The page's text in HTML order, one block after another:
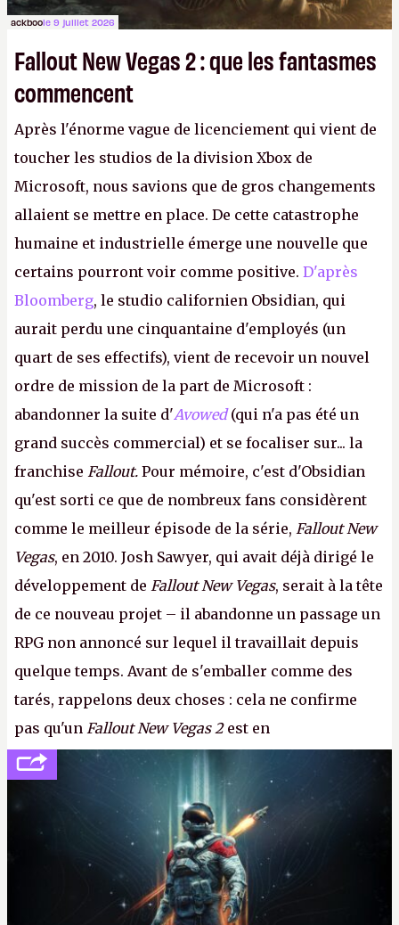
ackboole 9 juillet 2026
Fallout New Vegas 2 : que les fantasmes
commencent
Après l'énorme vague de licenciement qui vient de
toucher les studios de la division Xbox de
Microsoft, nous savions que de gros changements
allaient se mettre en place. De cette catastrophe
humaine et industrielle émerge une nouvelle que
certains pourront voir comme positive. D'après
Bloomberg, le studio californien Obsidian, qui
aurait perdu une cinquantaine d'employés (un
quart de ses effectifs), vient de recevoir un nouvel
ordre de mission de la part de Microsoft :
abandonner la suite d'Avowed(qui n'a pas été un
grand succès commercial) et se focaliser sur... la
franchise Fallout. Pour mémoire, c'est d'Obsidian
qu'est sorti ce que de nombreux fans considèrent
comme le meilleur épisode de la série, Fallout New
Vegas, en 2010. Josh Sawyer, qui avait déjà dirigé le
développement de Fallout New Vegas, serait à la tête
de ce nouveau projet – il abandonne un passage un
RPG non annoncé sur lequel il travaillait depuis
quelque temps. Avant de s'emballer comme des
tarés, rappelons deux choses : cela ne confirme
pas qu'un Fallout New Vegas 2est en
développement (pour ce que l'on sait, ils bossent
peut-être sur
Fallout Football ou
Fallout vs. Les
Lapins Crétins) et l'Obsidian d'aujourd'hui n'est plus
le même studio qu'il y a 15 ans. Mais bon, OK, on
peut commencer à fantasmer.A.